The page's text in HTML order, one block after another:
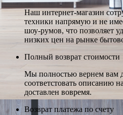
Наш интернет-магазин
техники напрямую и не
шоу-румов, что позволяет
низких цен на рынке
Полный возврат стоимости
Мы полностью вернем вам
соответстовать описанию
доставлен вовремя.
Возврат платежа по счету